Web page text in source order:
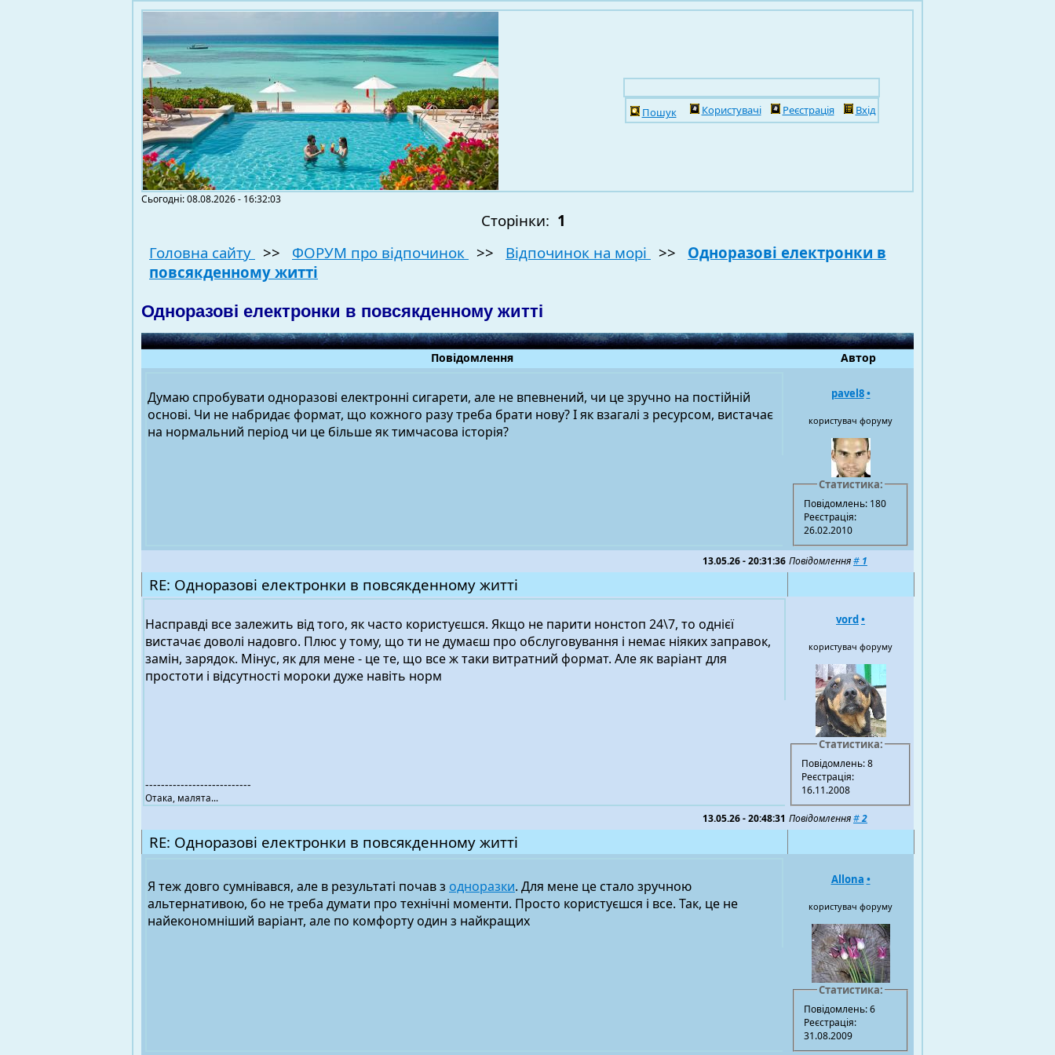
Пошук Користувачі Реєстрація Вхід
Сьогодні: 08.08.2026 - 16:32:03
Сторінки: 1
Головна сайту
>> ФОРУМ про відпочинок >> Відпочинок на морі >> Одноразові електронки в
повсякденному житті
Одноразові електронки в повсякденному житті
Повідомлення Автор
Думаю спробувати одноразові електронні сигарети, але не впевнений, чи це зручно на постійній
основі. Чи не набридає формат, що кожного разу треба брати нову? І як взагалі з ресурсом, вистачає
на нормальний період чи це більше як тимчасова історія?
pavel8•
користувач форуму
Статистика:
Повідомлень: 180
Реєстрація:
26.02.2010
13.05.26 - 20:31:36 Повідомлення# 1
RE: Одноразові електронки в повсякденному житті
Насправді все залежить від того, як часто користуєшся. Якщо не парити нонстоп 24\7, то однієї
вистачає доволі надовго. Плюс у тому, що ти не думаєш про обслуговування і немає ніяких заправок,
замін, зарядок. Мінус, як для мене - це те, що все ж таки витратний формат. Але як варіант для
простоти і відсутності мороки дуже навіть норм
---------------------------
Отака, малята...
vord •
користувач форуму
Статистика:
Повідомлень: 8
Реєстрація:
16.11.2008
13.05.26 - 20:48:31 Повідомлення#2
RE: Одноразові електронки в повсякденному житті
Я теж довго сумнівався, але в результаті почав з одноразки. Для мене це стало зручною
альтернативою, бо не треба думати про технічні моменти. Просто користуєшся і все. Так, це не
найекономніший варіант, але по комфорту один з найкращих
Allona •
користувач форуму
Статистика:
Повідомлень: 6
Реєстрація:
31.08.2009